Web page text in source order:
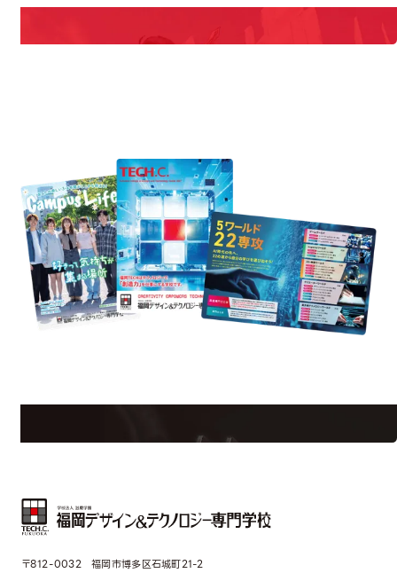
Information
〒812-0032 福岡市博多区石城町21-2